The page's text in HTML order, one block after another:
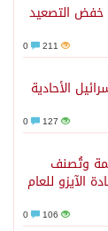
خفض التصعيد
211
الأحادية
127
الحوكمة وتُصنف
الآيزو للعام
106